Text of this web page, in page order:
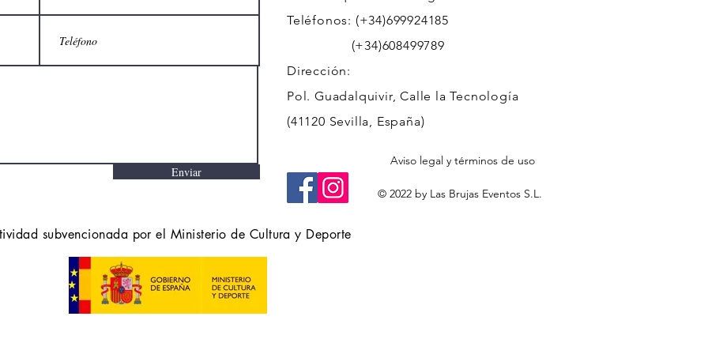
Enviar
Teléfonos: (+34)699924185
(+34)608499789
Dirección:
Pol. Guadalquivir, Calle la Tecnología
(41120 Sevilla, España)
Aviso legal y términos de uso
© 2022 by Las Brujas Eventos S.L.
subvencionada por el Ministerio de Cultura y Deporte